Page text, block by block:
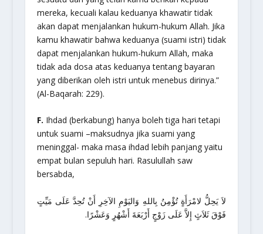
mereka, kecuali kalau keduanya khawatir tidak
akan dapat menjalankan hukum-hukum Allah. Jika
kamu khawatir bahwa keduanya (suami istri) tidak
dapat menjalankan hukum-hukum Allah, maka
tidak ada dosa atas keduanya tentang bayaran
yang diberikan oleh istri untuk menebus dirinya.”
(Al-Baqarah: 229).
F. Ihdad (berkabung) hanya boleh tiga hari tetapi
untuk suami –maksudnya jika suami yang
meninggal- maka masa ihdad lebih panjang yaitu
empat bulan sepuluh hari. Rasulullah saw
bersabda,
لاَ يَحِلُّ لامْرَأَةٍ تُؤْمِنُ بِاللهِ وَاليَوْمِ الآخِرِ أَنْ تُحِدَّ عَلَى مَيِّتٍ
فَوْقَ ثَلاَثٍ إِلاَّ عَلَى زَوْجٍ أَرْبَعَةَ أَشْهُرٍ وَعَشْرًا.